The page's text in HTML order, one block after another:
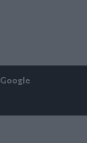
Google